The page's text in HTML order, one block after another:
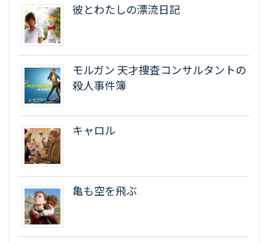
彼とわたしの漂流日記
モルガン 天才捜査コンサルタントの
殺人事件簿
キャロル
亀も空を飛ぶ